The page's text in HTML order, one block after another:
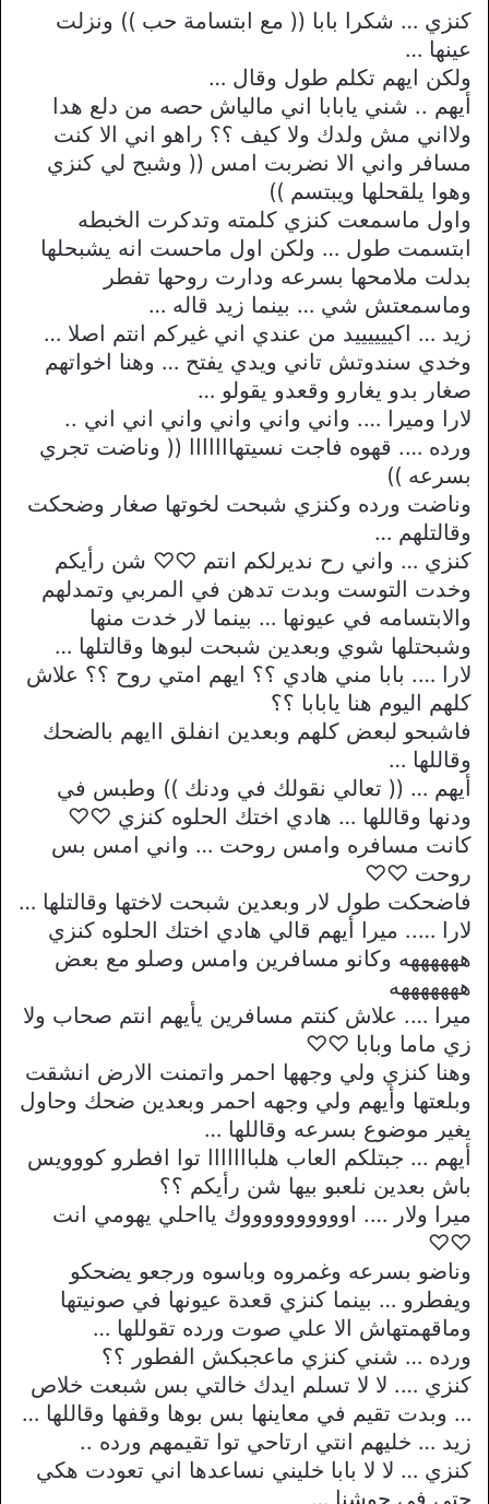
كنزي … شكرا بابا (( مع ابتسامة حب )) ونزلت
عينها …
ولكن ايهم تكلم طول وقال …
أيهم .. شني يابابا اني مالياش حصه من دلع هدا
ولااني مش ولدك ولا كيف ؟؟ راهو اني الا كنت
مسافر واني الا نضربت امس (( وشبح لي كنزي
وهوا يلقحلها ويبتسم ))
واول ماسمعت كنزي كلمته وتدكرت الخبطه
ابتسمت طول … ولكن اول ماحست انه يشبحلها
بدلت ملامحها بسرعه ودارت روحها تفطر
وماسمعتش شي … بينما زيد قاله …
زيد … اكييييييد من عندي اني غيركم انتم اصلا …
وخدي سندوتش تاني ويدي يفتح … وهنا اخواتهم
صغار بدو يغارو وقعدو يقولو …
لارا وميرا …. واني واني واني واني اني اني ..
ورده …. قهوه فاجت نسيتهااااااا (( وناضت تجري
بسرعه ))
وناضت ورده وكنزي شبحت لخوتها صغار وضحكت
وقالتلهم …
كنزي … واني رح نديرلكم انتم ♡♡ شن رأيكم
وخدت التوست وبدت تدهن في المربي وتمدلهم
والابتسامه في عيونها … بينما لار خدت منها
وشبحتلها شوي وبعدين شبحت لبوها وقالتلها …
لارا …. بابا مني هادي ؟؟ ايهم امتي روح ؟؟ علاش
كلهم اليوم هنا يابابا ؟؟
فاشبحو لبعض كلهم وبعدين انفلق اايهم بالضحك
وقاللها …
أيهم … (( تعالي نقولك في ودنك )) وطبس في
ودنها وقاللها … هادي اختك الحلوه كنزي ♡♡
كانت مسافره وامس روحت … واني امس بس
روحت ♡♡
فاضحكت طول لار وبعدين شبحت لاختها وقالتلها …
لارا ….. ميرا أيهم قالي هادي اختك الحلوه كنزي
ههههههه وكانو مسافرين وامس وصلو مع بعض
هههههههه
ميرا …. علاش كنتم مسافرين يأيهم انتم صحاب ولا
زي ماما وبابا ♡♡
وهنا كنزي ولي وجهها احمر واتمنت الارض انشقت
وبلعتها وأيهم ولي وجهه احمر وبعدين ضحك وحاول
يغير موضوع بسرعه وقاللها …
أيهم … جبتلكم العاب هلبااااااا توا افطرو كووويس
باش بعدين نلعبو بيها شن رأيكم ؟؟
ميرا ولار …. اووووووووووك يااحلي يهومي انت
♡♡
وناضو بسرعه وغمروه وباسوه ورجعو يضحكو
ويفطرو … بينما كنزي قعدة عيونها في صونيتها
وماقهمتهاش الا علي صوت ورده تقوللها …
ورده … شني كنزي ماعجبكش الفطور ؟؟
كنزي …. لا لا تسلم ايدك خالتي بس شبعت خلاص
… وبدت تقيم في معاينها بس بوها وقفها وقاللها …
زيد … خليهم انتي ارتاحي توا تقيمهم ورده ..
كنزي … لا لا بابا خليني نساعدها اني تعودت هكي
حتي في حوشنا …